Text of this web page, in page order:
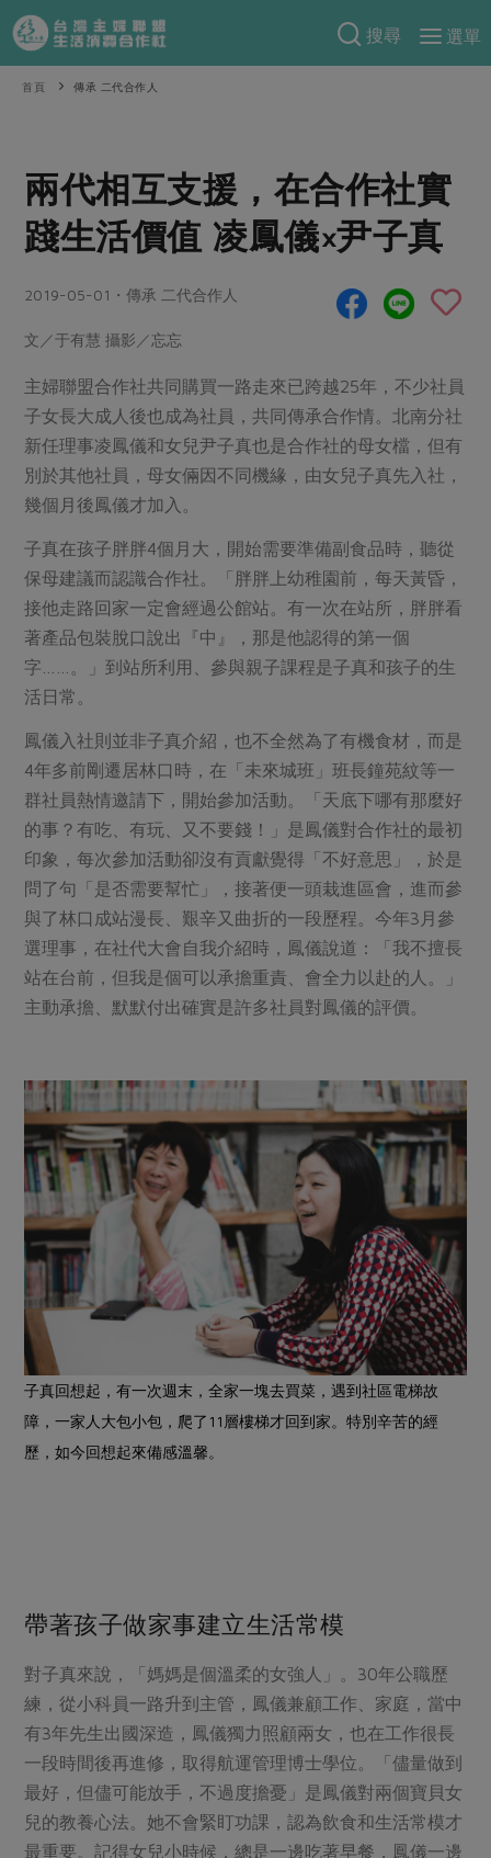
搜尋
選單
產品分類
芽苗類 蕈菇類
辛香料類
蛋
豆製品 米麵雜糧
肉品・水產
畜產肉類
調理食材・點心
調味醬料/南北貨 烘焙
休閒零嘴 沖泡飲品
居家好物
美妝保養 個人清潔
家庭清潔 織品
防災用品
最新產品
素食專區
樂齡友善
食材
米食
肉食
海鮮
常備菜
蔬食
料理方式
烘焙．點心
醬料
湯品．鍋物
漬物
涼拌沙拉
飲品
主題食譜
異國料理
年菜食譜
養身食補
節慶大餐
高麗菜海鮮煎餅
特別企畫
預購活動
當季產品
傳到心坎裡，誠心又澎派
合作25-經典快閃最後一週
合作25-精選產品第四彈
更多當季產品
主婦聯盟X樂齡網特約優惠案
30%rPET紅烏龍茶
2024農業發展計畫年度報告
更多議題活動
傳到心坎裡，誠心又澎派
綠主張
觀點文章
主婦食堂
社內大小事 合作聯合國
產品故事 生活提案
樂齡生活 親子食育
廚房瑜伽
減硝酸鹽 惜食
非基改運動 支持本土農糧
公益金 食農教育
更多議題
生活者e週報
綠主張月刊
典藏閱覽室
關於合作社
關於我們
合作社組織
員工與求才
產品檢驗
檢驗報告
硝酸鹽檢驗
社員權益
合作社法規
社務專區
選舉專區
最新消息
媒體報導
地區活動
社務會議 地區活動
活動報下載
首頁 傳承 二代合作人
兩代相互支援，在合作社實
踐生活價值 凌鳳儀×尹子真
2019-05-01・傳承 二代合作人
文／于有慧 攝影／忘忘
主婦聯盟合作社共同購買一路走來已跨越25年，不少社員
子女長大成人後也成為社員，共同傳承合作情。北南分社
新任理事凌鳳儀和女兒尹子真也是合作社的母女檔，但有
別於其他社員，母女倆因不同機緣，由女兒子真先入社，
幾個月後鳳儀才加入。
子真在孩子胖胖4個月大，開始需要準備副食品時，聽從
保母建議而認識合作社。「胖胖上幼稚園前，每天黃昏，
接他走路回家一定會經過公館站。有一次在站所，胖胖看
著產品包裝脫口說出『中』，那是他認得的第一個
字……。」到站所利用、參與親子課程是子真和孩子的生
活日常。
鳳儀入社則並非子真介紹，也不全然為了有機食材，而是
4年多前剛遷居林口時，在「未來城班」班長鐘苑紋等一
群社員熱情邀請下，開始參加活動。「天底下哪有那麼好
的事？有吃、有玩、又不要錢！」是鳳儀對合作社的最初
印象，每次參加活動卻沒有貢獻覺得「不好意思」，於是
問了句「是否需要幫忙」，接著便一頭栽進區會，進而參
與了林口成站漫長、艱辛又曲折的一段歷程。今年3月參
選理事，在社代大會自我介紹時，鳳儀說道：「我不擅長
站在台前，但我是個可以承擔重責、會全力以赴的人。」
主動承擔、默默付出確實是許多社員對鳳儀的評價。
子真回想起，有一次週末，全家一塊去買菜，遇到社區電梯故
障，一家人大包小包，爬了11層樓梯才回到家。特別辛苦的經
歷，如今回想起來備感溫馨。
帶著孩子做家事建立生活常模
對子真來說，「媽媽是個溫柔的女強人」。30年公職歷
練，從小科員一路升到主管，鳳儀兼顧工作、家庭，當中
有3年先生出國深造，鳳儀獨力照顧兩女，也在工作很長
一段時間後再進修，取得航運管理博士學位。「儘量做到
最好，但儘可能放手，不過度擔憂」是鳳儀對兩個寶貝女
兒的教養心法。她不會緊盯功課，認為飲食和生活常模才
最重要。記得女兒小時候，總是一邊吃著早餐，鳳儀一邊